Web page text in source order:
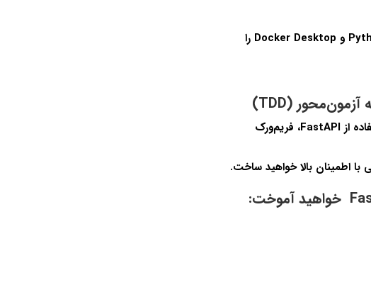
اجرای Python، Visual Studio Code و Docker Desktop را
این دوره جامع، مهارت‌های لازم برای ایجاد APIهای قدرتمند و قابل آزمایش با استفاده از FastAPI، فریم‌ورک